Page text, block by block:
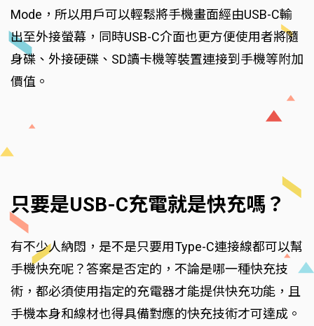
Mode，所以用戶可以輕鬆將手機畫面經由USB-C輸
出至外接螢幕，同時USB-C介面也更方便使用者將隨
身碟、外接硬碟、SD讀卡機等裝置連接到手機等附加
價值。
只要是USB-C充電就是快充嗎？
有不少人納悶，是不是只要用Type-C連接線都可以幫
手機快充呢？答案是否定的，不論是哪一種快充技
術，都必須使用指定的充電器才能提供快充功能，且
手機本身和線材也得具備對應的快充技術才可達成。